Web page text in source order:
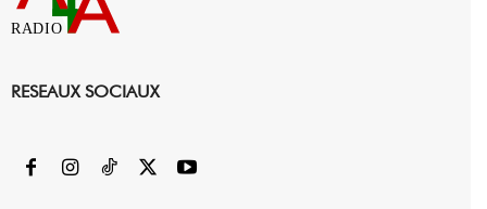
RADIO
RESEAUX SOCIAUX